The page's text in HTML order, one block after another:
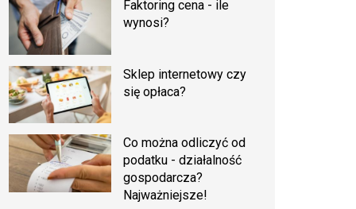
Faktoring cena - ile
wynosi?
Sklep internetowy czy
się opłaca?
Co można odliczyć od
podatku - działalność
gospodarcza?
Najważniejsze!